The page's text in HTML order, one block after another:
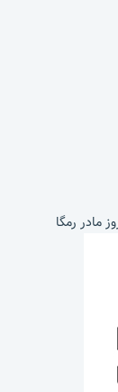
مادر رمگا